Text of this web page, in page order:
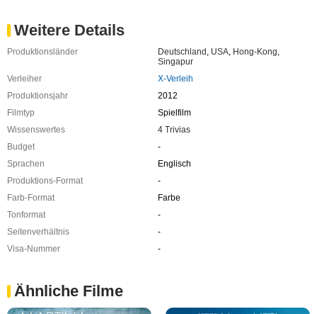
Weitere Details
Produktionsländer Deutschland , USA, Hong-Kong,
Singapur
Verleiher
X-Verleih
Produktionsjahr
2012
Filmtyp
Spielfilm
Wissenswertes
4 Trivias
Budget
-
Sprachen
Englisch
Produktions-Format
-
Farb-Format
Farbe
Tonformat
-
Seitenverhältnis
-
Visa-Nummer
-
Ähnliche Filme